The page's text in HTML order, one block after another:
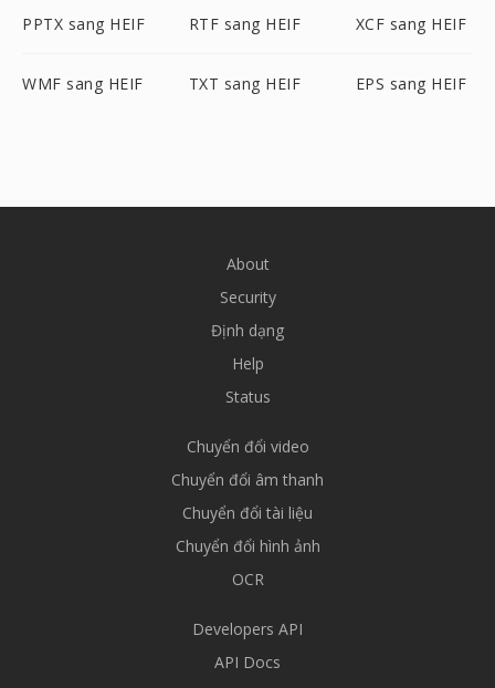
PPTX sang HEIF RTF sang HEIF XCF sang HEIF
WMF sang HEIF TXT sang HEIF EPS sang HEIF
About
Security
Định dạng
Help
Status
Chuyển đổi video
Chuyển đổi âm thanh
Chuyển đổi tài liệu
Chuyển đổi hình ảnh
OCR
Developers API
API Docs